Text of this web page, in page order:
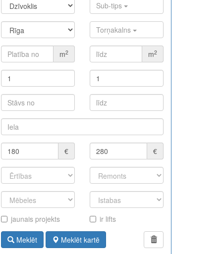
Sub-tips
Torņakalns
m2 m2
€ €
jaunais projekts ir lifts
Meklēt Meklēt kartē